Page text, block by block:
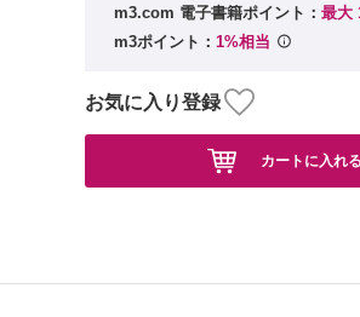
m3.com 電子書籍ポイント： 最大
m3ポイント： 1%相当
お気に入り登録
カートに入れる